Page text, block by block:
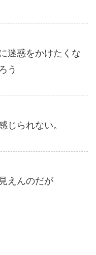
迷惑をかけたくな
う
じられない。
えんのだが